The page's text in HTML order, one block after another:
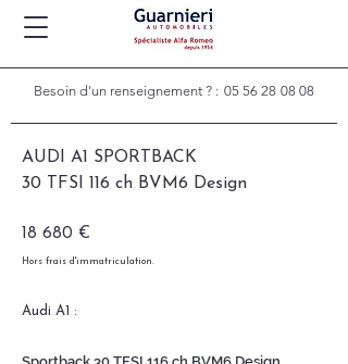
Besoin d'un renseignement ? : 05 56 28 08 08
AUDI A1 SPORTBACK
30 TFSI 116 ch BVM6 Design
18 680 €
Hors frais d'immatriculation.
Audi A1 :